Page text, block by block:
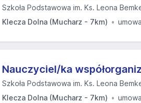
Szkoła Podstawowa im. Ks. Leona
Klecza Dolna (Mucharz - 7km)
Nauczyciel/ka
Szkoła Podstawowa im. Ks. Leona
Klecza Dolna (Mucharz - 7km)